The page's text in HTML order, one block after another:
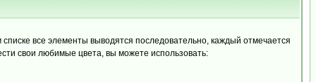
все элементы выводятся последовательно, каждый отмечается
свои любимые цвета, вы можете использовать: